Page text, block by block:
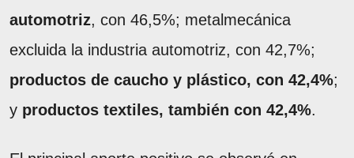
automotriz, con 46,5%; metalmecánica
excluida la industria automotriz, con 42,7%;
productos de caucho y plástico, con 42,4%;
y productos textiles, también con 42,4%.